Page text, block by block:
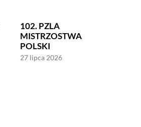
102. PZLA
MISTRZOSTWA
POLSKI
27 lipca 2026